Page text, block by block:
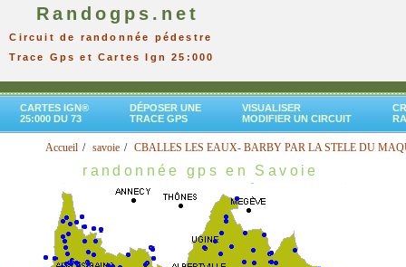
Randogps.net
Circuit de randonnée pédestre
Trace Gps et Cartes Ign 25:000
CARTES IGN®
25:000 DU 73
DÉPOSER UNE
TRACE GPS
VISUALISER
MODIFIER UN CIRCUIT
Accueil savoie CBALLES LES EAUX- BARBY PAR LA STELE DU
randonnée gps en Savoie